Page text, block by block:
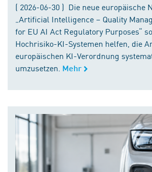
( 2026-06-30 ) Die neue europäische
„Artificial Intelligence – Quality
for EU AI Act Regulatory Purposes“
Hochrisiko-KI-Systemen helfen, die
europäischen KI-Verordnung
umzusetzen. Mehr